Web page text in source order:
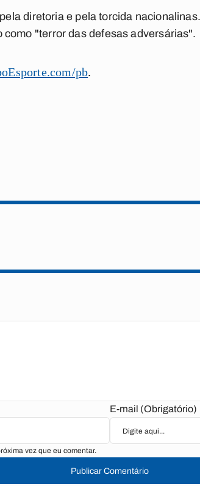
diretoria e pela torcida
"terror das defesas adversárias".
pb.
E-mail (Obrigatório)
vez que eu comentar.
Publicar Comentário